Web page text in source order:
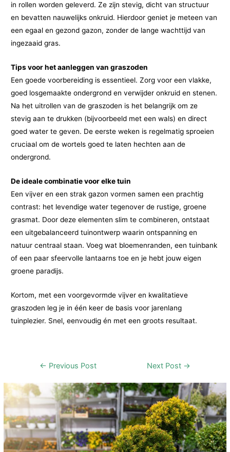
in rollen worden geleverd. Ze zijn stevig, dicht van structuur
en bevatten nauwelijks onkruid. Hierdoor geniet je meteen van
een egaal en gezond gazon, zonder de lange wachttijd van
ingezaaid gras.
Tips voor het aanleggen van graszoden
Een goede voorbereiding is essentieel. Zorg voor een vlakke,
goed losgemaakte ondergrond en verwijder onkruid en stenen.
Na het uitrollen van de graszoden is het belangrijk om ze
stevig aan te drukken (bijvoorbeeld met een wals) en direct
goed water te geven. De eerste weken is regelmatig sproeien
cruciaal om de wortels goed te laten hechten aan de
ondergrond.
De ideale combinatie voor elke tuin
Een vijver en een strak gazon vormen samen een prachtig
contrast: het levendige water tegenover de rustige, groene
grasmat. Door deze elementen slim te combineren, ontstaat
een uitgebalanceerd tuinontwerp waarin ontspanning en
natuur centraal staan. Voeg wat bloemenranden, een tuinbank
of een paar sfeervolle lantaarns toe en je hebt jouw eigen
groene paradijs.
Kortom, met een voorgevormde vijver en kwalitatieve
graszoden leg je in één keer de basis voor jarenlang
tuinplezier. Snel, eenvoudig én met een groots resultaat.
Post← Previous Post Next Post →